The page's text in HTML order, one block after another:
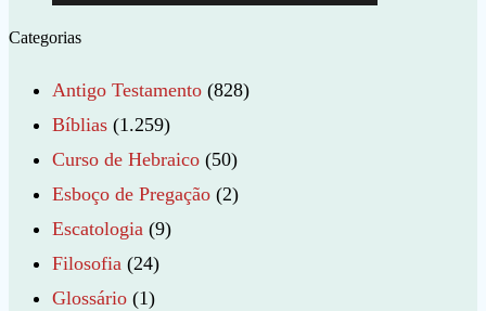
Categorias
Antigo Testamento (828)
Bíblias (1.259)
Curso de Hebraico (50)
Esboço de Pregação (2)
Escatologia (9)
Filosofia (24)
Glossário (1)